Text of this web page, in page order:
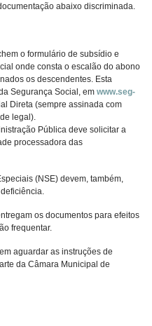
abaixo discriminada.
o formulário de subsídio e
onde consta o escalão do abono
os descendentes. Esta
Segurança Social, em www.seg-
Direta (sempre assinada com
legal).
Pública deve solicitar a
processadora das
(NSE) devem, também,
os documentos para efeitos
frequentar.
aguardar as instruções de
da Câmara Municipal de